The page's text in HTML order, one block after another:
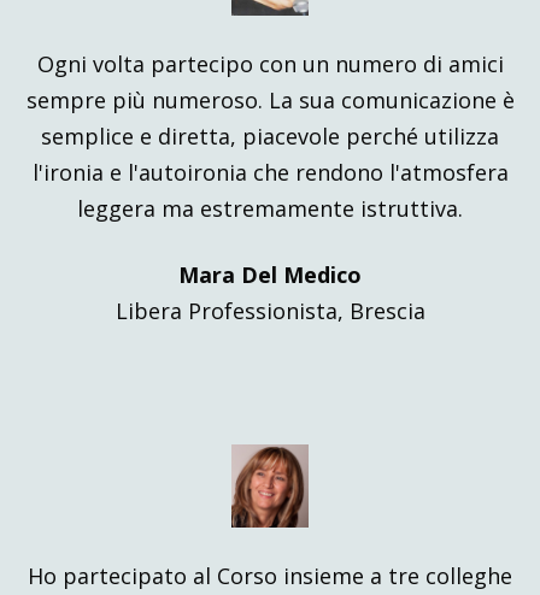
Ogni volta partecipo con un numero di amici
sempre più numeroso. La sua comunicazione è
semplice e diretta, piacevole perché utilizza
l'ironia e l'autoironia che rendono l'atmosfera
leggera ma estremamente istruttiva.
Mara Del Medico
Libera Professionista, Brescia
Ho partecipato al Corso insieme a tre colleghe